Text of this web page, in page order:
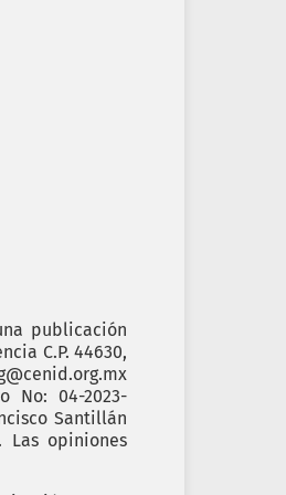
publicación
C.P. 44630,
No: 04-2023-
Santillán
Las opiniones